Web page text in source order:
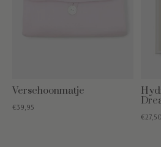
Verschoonmatje
€39,95
€27,50